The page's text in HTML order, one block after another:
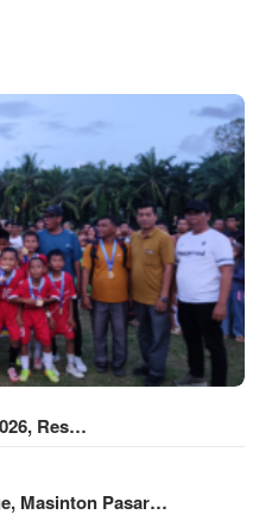
Res…
Masinton Pasar…